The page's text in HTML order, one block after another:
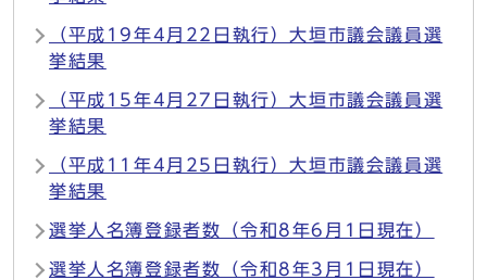
（平成19年4月22日執行）大垣市議会議員選
挙結果
（平成15年4月27日執行）大垣市議会議員選
挙結果
（平成11年4月25日執行）大垣市議会議員選
挙結果
選挙人名簿登録者数（令和8年6月1日現在）
選挙人名簿登録者数（令和8年3月1日現在）